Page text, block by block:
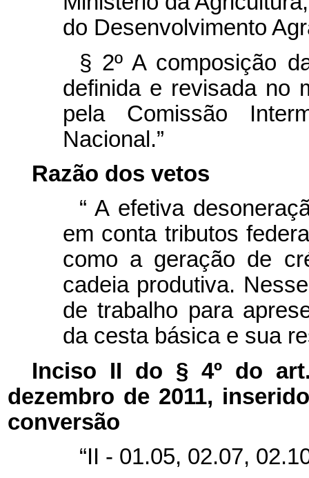
do Desenvolvimento
§ 2º A composição
definida e revisada no
pela Comissão
Nacional.”
Razão dos vetos
“A efetiva
em conta tributos
como a geração de
cadeia produtiva.
de trabalho para
da cesta básica e sua
Inciso II do § 4º do
dezembro de 2011,
conversão
“II - 01.05, 02.07,